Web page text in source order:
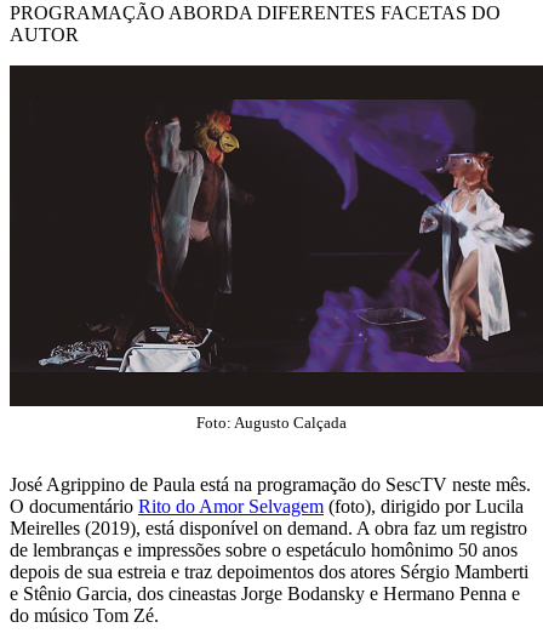
PROGRAMAÇÃO ABORDA DIFERENTES FACETAS DO
AUTOR
Foto: Augusto Calçada
José Agrippino de Paula está na programação do SescTV neste mês.
O documentário Rito do Amor Selvagem (foto), dirigido por Lucila
Meirelles (2019), está disponível on demand. A obra faz um registro
de lembranças e impressões sobre o espetáculo homônimo 50 anos
depois de sua estreia e traz depoimentos dos atores Sérgio Mamberti
e Stênio Garcia, dos cineastas Jorge Bodansky e Hermano Penna e
do músico Tom Zé.